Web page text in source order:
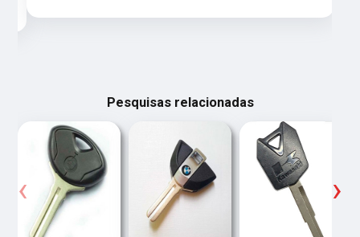
Pesquisas relacionadas
‹ ›